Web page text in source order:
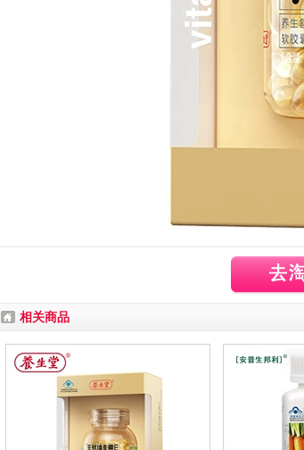
相关商品